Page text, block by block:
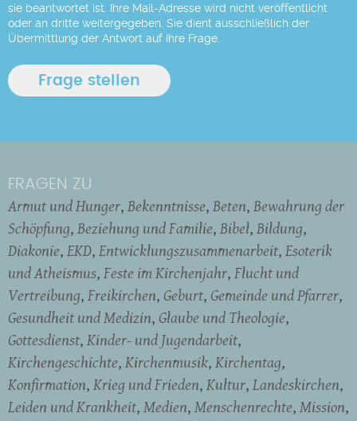
sie beantwortet ist. Ihre Mail-Adresse wird nicht veröffentlicht
oder an dritte weitergegeben. Sie dient ausschließlich der
Übermittlung der Antwort auf Ihre Frage.
FRAGEN ZU
Armut und Hunger Bekenntnisse Beten Bewahrung der
Schöpfung Beziehung und Familie Bibel Bildung
Diakonie EKD Entwicklungszusammenarbeit Esoterik
und Atheismus Feste im Kirchenjahr Flucht und
Vertreibung Freikirchen Geburt Gemeinde und Pfarrer
Gesundheit und Medizin Glaube und Theologie
Gottesdienst Kinder- und Jugendarbeit
Kirchengeschichte Kirchenmusik Kirchentag
Konfirmation Krieg und Frieden Kultur Landeskirchen
Leiden und Krankheit Medien Menschenrechte Mission